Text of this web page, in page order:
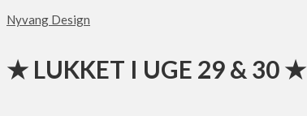
Gå
Nyvang Design
★ LUKKET I UGE 29 & 30 ★